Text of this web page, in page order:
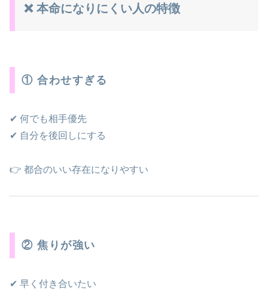
❌ 本命になりにくい人の特徴
① 合わせすぎる
✔ 何でも相手優先
✔ 自分を後回しにする
👉 都合のいい存在になりやすい
② 焦りが強い
✔ 早く付き合いたい